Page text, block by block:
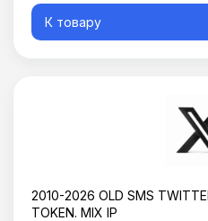
К товару
2010-2026 OLD SMS
TOKEN. MIX IP